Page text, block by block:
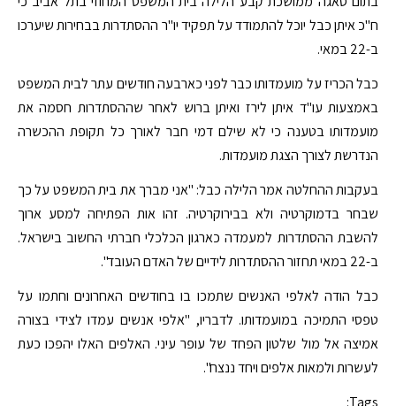
ח"כ איתן כבל יוכל להתמודד על תפקיד יו"ר ההסתדרות בבחירות שיערכו
ב-22 במאי.
כבל הכריז על מועמדותו כבר לפני כארבעה חודשים עתר לבית המשפט
באמצעות עו"ד איתן לירז ואיתן ברוש לאחר שההסתדרות חסמה את
מועמדותו בטענה כי לא שילם דמי חבר לאורך כל תקופת ההכשרה
הנדרשת לצורך הצגת מועמדות.
בעקבות ההחלטה אמר הלילה כבל: "אני מברך את בית המשפט על כך
שבחר בדמוקרטיה ולא בבירוקרטיה. זהו אות הפתיחה למסע ארוך
להשבת ההסתדרות למעמדה כארגון הכלכלי חברתי החשוב בישראל.
ב-22 במאי תחזור ההסתדרות לידיים של האדם העובד".
כבל הודה לאלפי האנשים שתמכו בו בחודשים האחרונים וחתמו על
טפסי התמיכה במועמדותו. לדבריו, "אלפי אנשים עמדו לצידי בצורה
אמיצה אל מול שלטון הפחד של עופר עיני. האלפים האלו יהפכו כעת
לעשרות ולמאות אלפים ויחד ננצח".
Tags: